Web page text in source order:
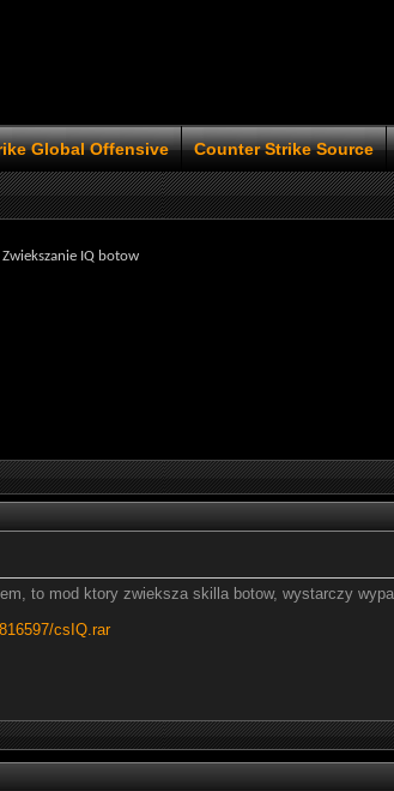
Global Offensive Counter Strike Source
Zwiekszanie IQ botow
to mod ktory zwieksza skilla botow, wystarczy
csIQ.rar